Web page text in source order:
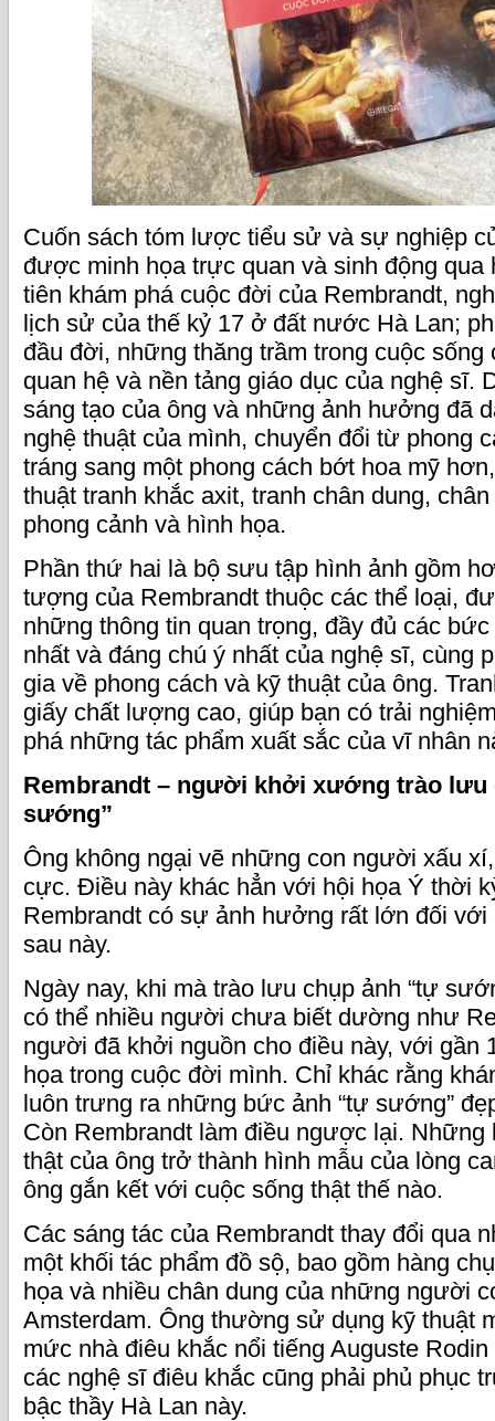
Cuốn sách tóm lược tiểu sử và sự nghiệp
được minh họa trực quan và sinh động qua
tiên khám phá cuộc đời của Rembrandt,
lịch sử của thế kỷ 17 ở đất nước Hà Lan;
đầu đời, những thăng trầm trong cuộc sống
quan hệ và nền tảng giáo dục của nghệ sĩ.
sáng tạo của ông và những ảnh hưởng đã
nghệ thuật của mình, chuyển đổi từ phong
tráng sang một phong cách bớt hoa mỹ
thuật tranh khắc axit, tranh chân dung,
phong cảnh và hình họa.
Phần thứ hai là bộ sưu tập hình ảnh gồm
tượng của Rembrandt thuộc các thể loại,
những thông tin quan trọng, đầy đủ các
nhất và đáng chú ý nhất của nghệ sĩ, cùng
gia về phong cách và kỹ thuật của ông.
giấy chất lượng cao, giúp bạn có trải
phá những tác phẩm xuất sắc của vĩ nhân
Rembrandt – người khởi xướng trào lưu
sướng”
Ông không ngại vẽ những con người xấu
cực. Điều này khác hẳn với hội họa Ý thời
Rembrandt có sự ảnh hưởng rất lớn đối với
sau này.
Ngày nay, khi mà trào lưu chụp ảnh “tự
có thể nhiều người chưa biết dường như
người đã khởi nguồn cho điều này, với gần
họa trong cuộc đời mình. Chỉ khác rằng
luôn trưng ra những bức ảnh “tự sướng”
Còn Rembrandt làm điều ngược lại. Những
thật của ông trở thành hình mẫu của lòng
ông gắn kết với cuộc sống thật thế nào.
Các sáng tác của Rembrandt thay đổi qua
một khối tác phẩm đồ sộ, bao gồm hàng
họa và nhiều chân dung của những người
Amsterdam. Ông thường sử dụng kỹ thuật
mức nhà điêu khắc nổi tiếng Auguste
các nghệ sĩ điêu khắc cũng phải phủ phục
bậc thầy Hà Lan này.